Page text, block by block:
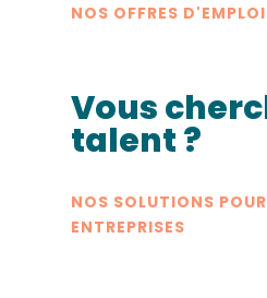
NOS OFFRES D'EMPLOI
Vous
talent ?
NOS SOLUTIONS
ENTREPRISES